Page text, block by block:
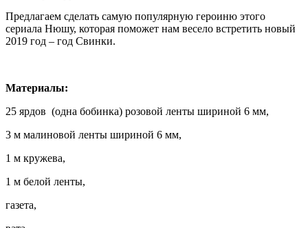
Предлагаем сделать самую популярную героиню этого
сериала Нюшу, которая поможет нам весело встретить новый
2019 год – год Свинки.
Материалы:
25 ярдов (одна бобинка) розовой ленты шириной 6 мм,
3 м малиновой ленты шириной 6 мм,
1 м кружева,
1 м белой ленты,
газета,